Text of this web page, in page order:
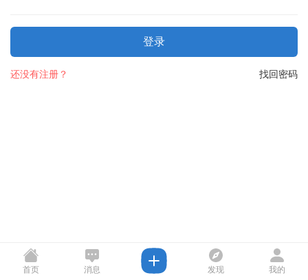
登录
找回密码
还没有注册？
首页 消息 发现 我的